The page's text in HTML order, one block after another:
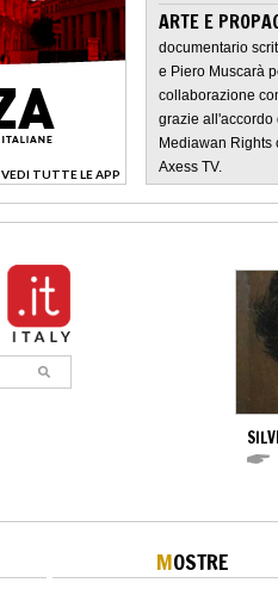
VEDI TUTTE LE APP
>
ARTE E
documentario
e Piero Muscarà
collaborazione
grazie all'accordo
Mediawan
Axess TV.
MOSTRE